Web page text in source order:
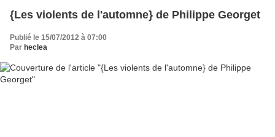
{Les violents de l'automne} de Philippe Georget
Publié le 15/07/2012 à 07:00
Par heclea